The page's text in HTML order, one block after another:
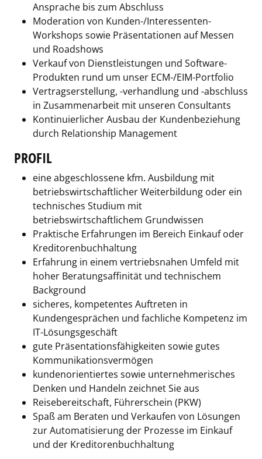
Ansprache bis zum Abschluss
Moderation von Kunden-/Interessenten-
Workshops sowie Präsentationen auf Messen
und Roadshows
Verkauf von Dienstleistungen und Software-
Produkten rund um unser ECM-/EIM-Portfolio
Vertragserstellung, -verhandlung und -abschluss
in Zusammenarbeit mit unseren Consultants
Kontinuierlicher Ausbau der Kundenbeziehung
durch Relationship Management
PROFIL
eine abgeschlossene kfm. Ausbildung mit
betriebswirtschaftlicher Weiterbildung oder ein
technisches Studium mit
betriebswirtschaftlichem Grundwissen
Praktische Erfahrungen im Bereich Einkauf oder
Kreditorenbuchhaltung
Erfahrung in einem vertriebsnahen Umfeld mit
hoher Beratungsaffinität und technischem
Background
sicheres, kompetentes Auftreten in
Kundengesprächen und fachliche Kompetenz im
IT-Lösungsgeschäft
gute Präsentationsfähigkeiten sowie gutes
Kommunikationsvermögen
kundenorientiertes sowie unternehmerisches
Denken und Handeln zeichnet Sie aus
Reisebereitschaft, Führerschein (PKW)
Spaß am Beraten und Verkaufen von Lösungen
zur Automatisierung der Prozesse im Einkauf
und der Kreditorenbuchhaltung